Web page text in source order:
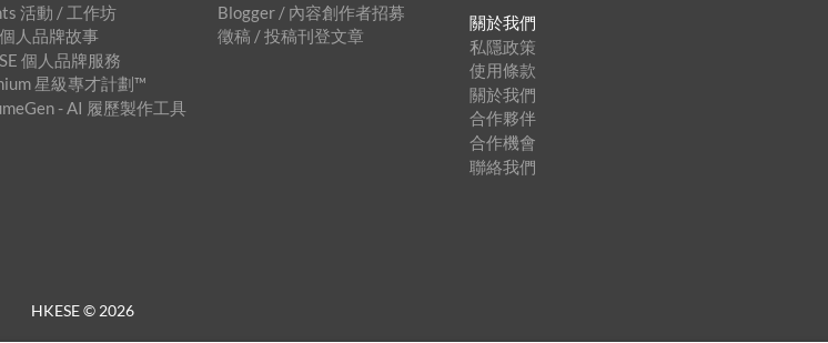
活動 / 工作坊
人品牌故事
個人品牌服務
星級專才計劃™
- AI 履歷製作工具
Blogger / 內容創作者招募
徵稿 / 投稿刊登文章
關於我們
私隱政策
使用條款
關於我們
合作夥伴
合作機會
聯絡我們
HKESE © 2026